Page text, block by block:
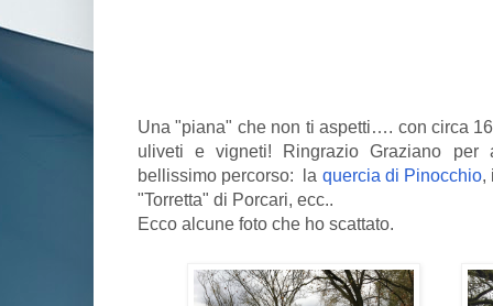
Una "piana" che non ti aspetti…. con circa
uliveti e vigneti! Ringrazio Graziano per
bellissimo percorso: la quercia di Pinocchio,
"Torretta" di Porcari, ecc..
Ecco alcune foto che ho scattato.